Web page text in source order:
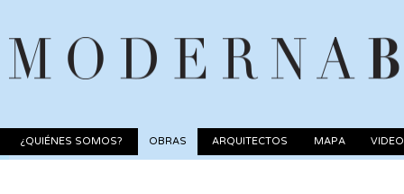
¿QUIÉNES SOMOS? OBRAS ARQUITECTOS MAPA